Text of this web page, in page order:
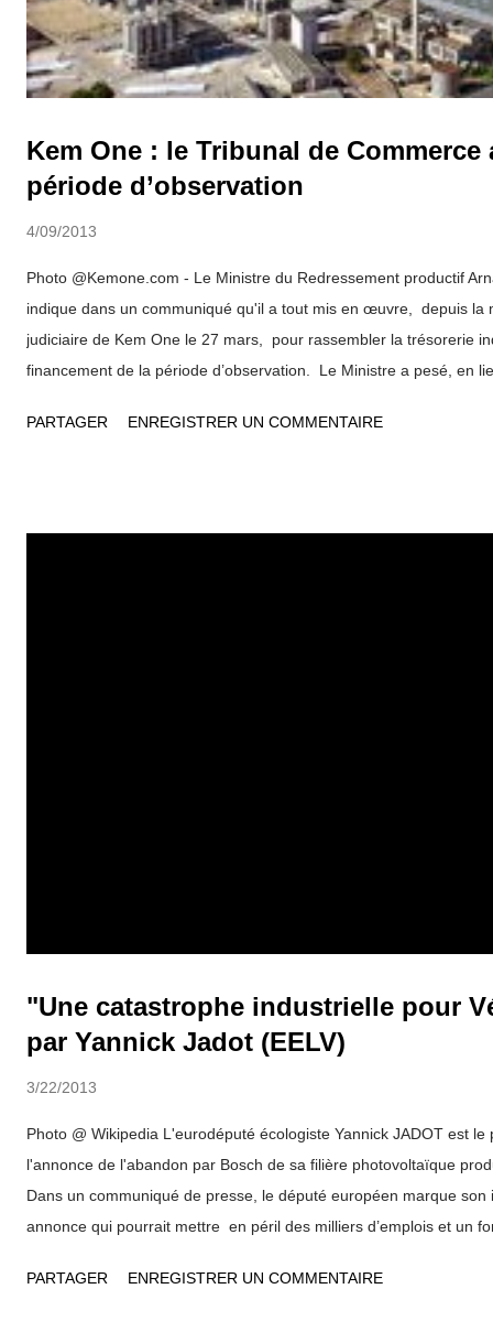
Kem One : le Tribunal de Commerce
période d’observation
4/09/2013
Photo @Kemone.com - Le Ministre du Redressement productif
indique dans un communiqué qu'il a tout mis en œuvre, depuis la
judiciaire de Kem One le 27 mars, pour rassembler la trésorerie
financement de la période d’observation. Le Ministre a pesé, en
commerce, pour rassembler le financement le plus élevé possible.
PARTAGER ENREGISTRER UN COMMENTAIRE
"Une catastrophe industrielle pour
par Yannick Jadot (EELV)
3/22/2013
Photo @ Wikipedia L'eurodéputé écologiste Yannick JADOT est
l'annonce de l'abandon par Bosch de sa filière photovoltaïque
Dans un communiqué de presse, le député européen marque
annonce qui pourrait mettre en péril des milliers d’emplois et un
depuis des mois au Parlement, en particulier dans la commission
PARTAGER ENREGISTRER UN COMMENTAIRE